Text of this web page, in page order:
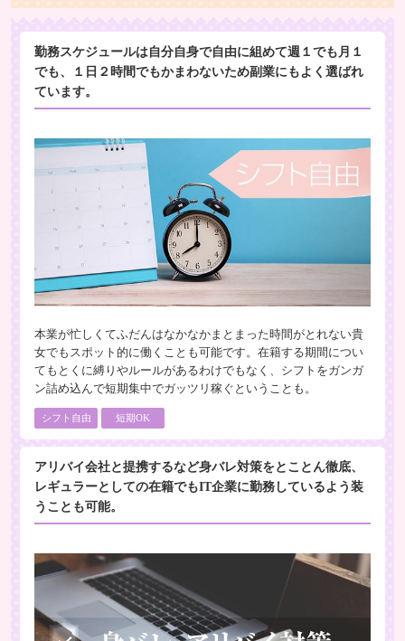
勤務スケジュールは自分自身で自由に組めて週１でも月１
でも、１日２時間でもかまわないため副業にもよく選ばれ
ています。
本業が忙しくてふだんはなかなかまとまった時間がとれない貴
女でもスポット的に働くことも可能です。在籍する期間につい
てもとくに縛りやルールがあるわけでもなく、シフトをガンガ
ン詰め込んで短期集中でガッツリ稼ぐということも。
シフト自由 短期OK
アリバイ会社と提携するなど身バレ対策をとことん徹底、
レギュラーとしての在籍でもIT企業に勤務しているよう装
うことも可能。